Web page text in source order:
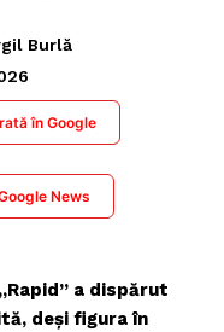
Burlă
în Google
News
a dispărut
deși figura în